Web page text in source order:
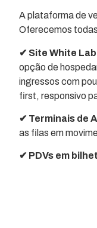
A plataforma de
Oferecemos
✔ Site White
opção de
ingressos com
first, responsivo
✔ Terminais de
as filas em
✔ PDVs em